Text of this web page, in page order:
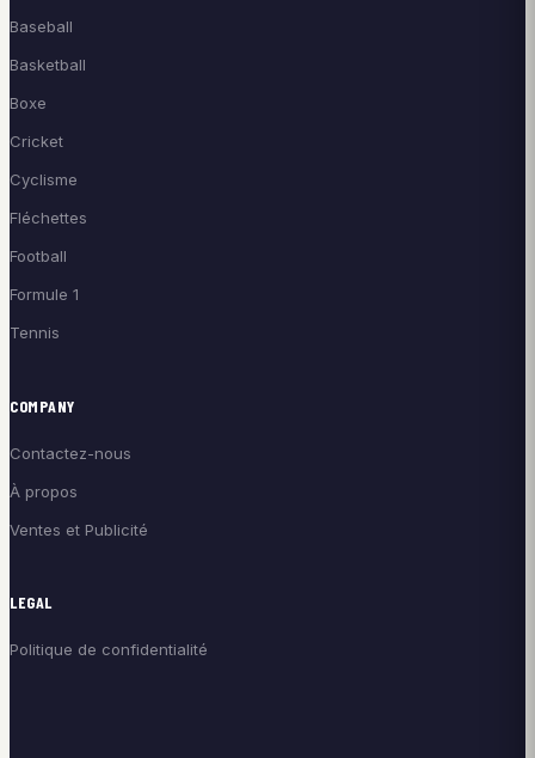
Baseball
Basketball
Boxe
Cricket
Cyclisme
Fléchettes
Football
Formule 1
Tennis
COMPANY
Contactez-nous
À propos
Ventes et Publicité
LEGAL
Politique de confidentialité